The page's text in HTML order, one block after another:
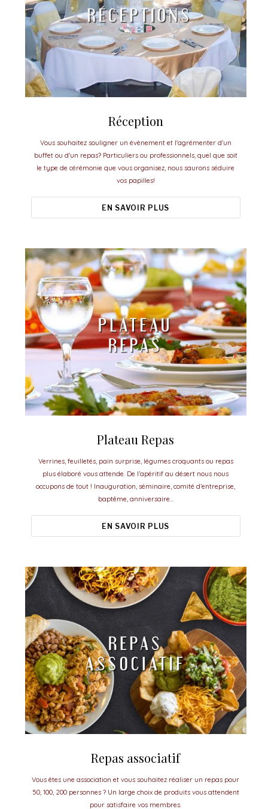
Réception
Vous souhaitez souligner un évènement et l'agrémenter d'un
buffet ou d'un repas? Particuliers ou professionnels, quel que soit
le type de cérémonie que vous organisez, nous saurons séduire
vos papilles!
EN SAVOIR PLUS
Plateau Repas
Verrines, feuilletés, pain surprise, légumes croquants ou repas
plus élaboré vous attende. De l’apéritif au désert nous nous
occupons de tout ! Inauguration, séminaire, comité d’entreprise,
baptême, anniversaire…
EN SAVOIR PLUS
Repas associatif
Vous êtes une association et vous souhaitez réaliser un repas pour
50, 100, 200 personnes ? Un large choix de produits vous attendent
pour satisfaire vos membres.